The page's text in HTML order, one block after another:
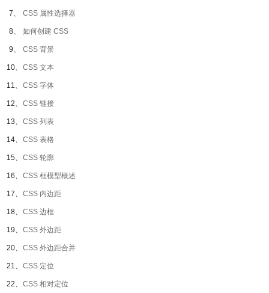
7、 CSS 属性选择器
8、 如何创建 CSS
9、 CSS 背景
10、 CSS 文本
11、 CSS 字体
12、 CSS 链接
13、 CSS 列表
14、 CSS 表格
15、 CSS 轮廓
16、 CSS 框模型概述
17、 CSS 内边距
18、 CSS 边框
19、 CSS 外边距
20、 CSS 外边距合并
21、 CSS 定位
22、 CSS 相对定位